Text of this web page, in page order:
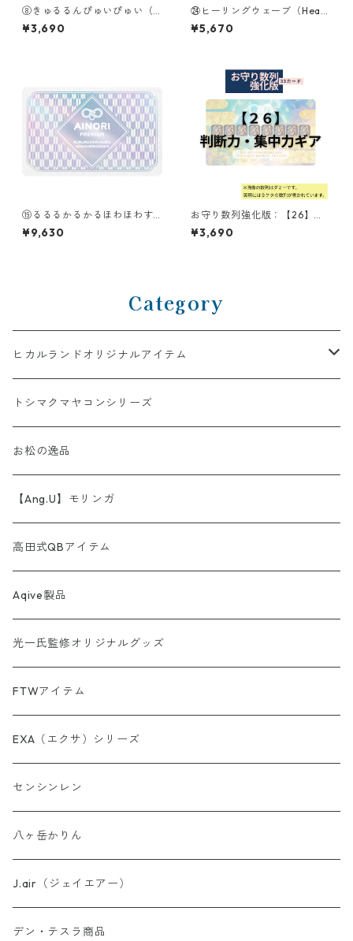
⑧きゅるるんぴゅいぴゅい（K
YURURUNPYUIPYUI）
¥3,690
㉔ヒーリングウェーブ（Heali
ng Wave）
¥5,670
⑲るるるかるかるほわほわす
かっ（RURURUKARUKARUH
OWAHOWASUKA）
¥9,630
お守り数列強化版：【26】判
断力・集中力ギア
¥3,690
Category
ヒカルランドオリジナルアイテム
AINORI（愛意乗り）シリーズ
【第1弾】AINORI（愛意乗り）カード
【第2弾】AINORI（愛意乗り）カード（ほか）
AINORinQ（あいのりんく）
お守り数列・強化版 全33種
ストール
波動シール＆カード
非常食セット
スピーカー
トシマクマヤコンシリーズ
お松の逸品
【Ang.U】モリンガ
高田式QBアイテム
Aqive製品
光一氏監修オリジナルグッズ
FTWアイテム
EXA（エクサ）シリーズ
センシンレン
八ヶ岳かりん
J.air（ジェイエアー）
デン・テスラ商品